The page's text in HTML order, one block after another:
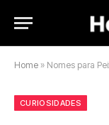
Home » Nomes para
CURIOSIDADES